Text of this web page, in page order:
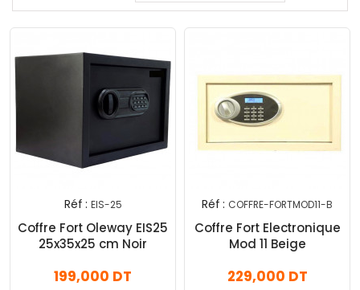
Réf : EIS-25
Coffre Fort Oleway EIS25
25x35x25 cm Noir
199,000 DT
Réf : COFFRE-FORTMOD11-B
Coffre Fort Electronique
Mod 11 Beige
229,000 DT